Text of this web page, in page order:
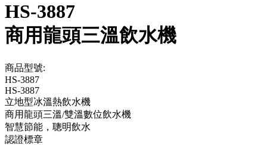
HS-3887
商用龍頭三溫飲水機
商品型號:
HS-3887
HS-3887
立地型冰溫熱飲水機
商用龍頭三溫/雙溫數位飲水機
智慧節能，聰明飲水
認證標章